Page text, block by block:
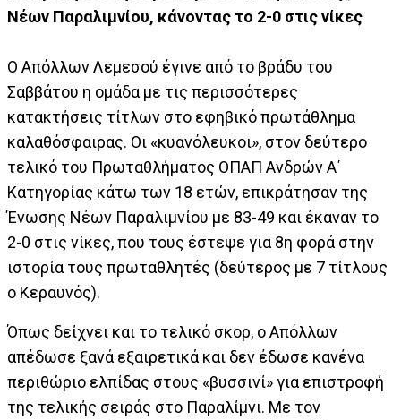
Νέων Παραλιμνίου, κάνοντας το 2-0 στις νίκες
Ο Απόλλων Λεμεσού έγινε από το βράδυ του
Σαββάτου η ομάδα με τις περισσότερες
κατακτήσεις τίτλων στο εφηβικό πρωτάθλημα
καλαθόσφαιρας. Οι «κυανόλευκοι», στον δεύτερο
τελικό του Πρωταθλήματος ΟΠΑΠ Ανδρών Α΄
Κατηγορίας κάτω των 18 ετών, επικράτησαν της
Ένωσης Νέων Παραλιμνίου με 83-49 και έκαναν το
2-0 στις νίκες, που τους έστεψε για 8η φορά στην
ιστορία τους πρωταθλητές (δεύτερος με 7 τίτλους
ο Κεραυνός).
Όπως δείχνει και το τελικό σκορ, ο Απόλλων
απέδωσε ξανά εξαιρετικά και δεν έδωσε κανένα
περιθώριο ελπίδας στους «βυσσινί» για επιστροφή
της τελικής σειράς στο Παραλίμνι. Με τον